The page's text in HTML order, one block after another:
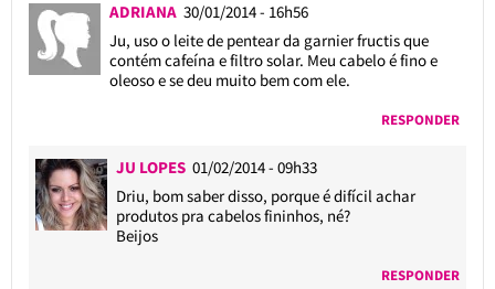
ADRIANA 30/01/2014 - 16h56
Ju, uso o leite de pentear da garnier fructis que
contém cafeína e filtro solar. Meu cabelo é fino e
oleoso e se deu muito bem com ele.
RESPONDER
JU LOPES 01/02/2014 - 09h33
Driu, bom saber disso, porque é difícil achar
produtos pra cabelos fininhos, né?
Beijos
RESPONDER